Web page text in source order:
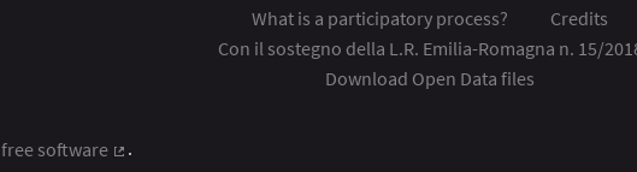
What is a participatory process?
Credits
Con il sostegno della L.R. Emilia-Romagna n. 15/
Download Open Data files
free software
.